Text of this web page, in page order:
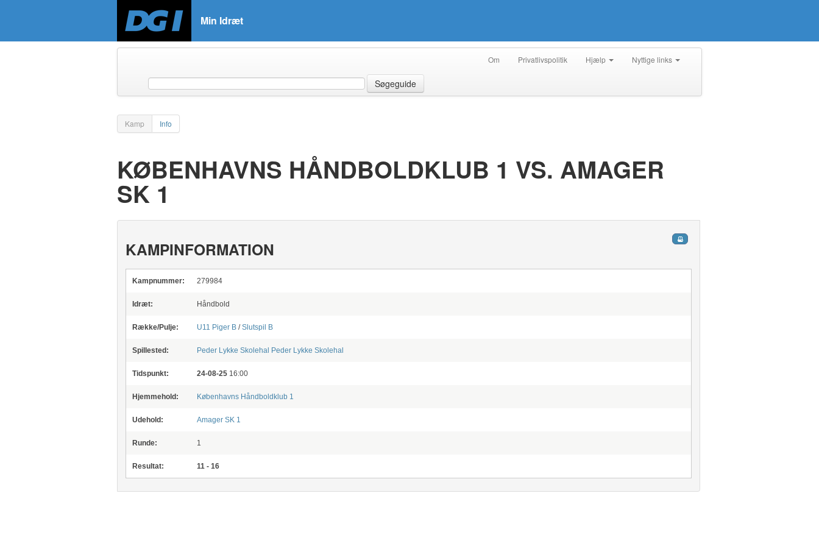
Min Idræt
Om Privatlivspolitik Hjælp Nyttige links
Søgeguide
Kamp Info
KØBENHAVNS HÅNDBOLDKLUB 1 VS. AMAGER
SK 1
KAMPINFORMATION
Kampnummer: 279984
Idræt: Håndbold
Række/Pulje: U11 Piger B/Slutspil B
Spillested: Peder Lykke Skolehal Peder Lykke Skolehal
Tidspunkt: 24-08-25 16:00
Hjemmehold: Københavns Håndboldklub 1
Udehold: Amager SK 1
Runde: 1
Resultat: 11 - 16